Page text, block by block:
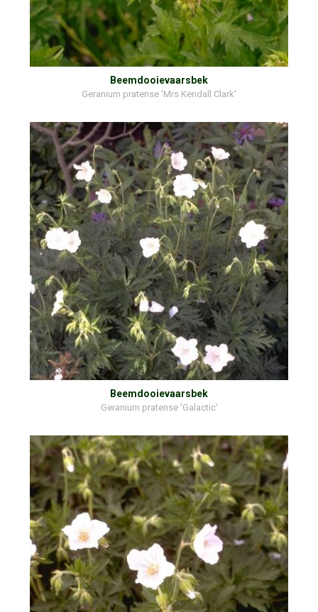
Beemdooievaarsbek
Geranium pratense 'Mrs Kendall Clark'
Beemdooievaarsbek
Geranium pratense 'Galactic'